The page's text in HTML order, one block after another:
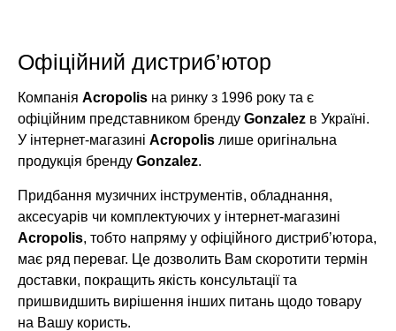
Офіційний дистриб’ютор
Компанія Acropolis на ринку з 1996 року та є
офіційним представником бренду Gonzalez в Україні.
У інтернет-магазині Acropolis лише оригінальна
продукція бренду Gonzalez.
Придбання музичних інструментів, обладнання,
аксесуарів чи комплектуючих у інтернет-магазині
Acropolis, тобто напряму у офіційного дистриб’ютора,
має ряд переваг. Це дозволить Вам скоротити термін
доставки, покращить якість консультації та
пришвидшить вирішення інших питань щодо товару
на Вашу користь.